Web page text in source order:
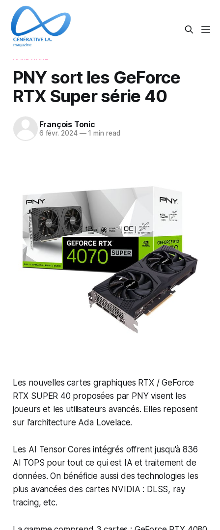
PNY sort les GeForce
RTX Super série 40
François Tonic
6 févr. 2024 —1 min read
Les nouvelles cartes graphiques RTX / GeForce
RTX SUPER 40 proposées par PNY visent les
joueurs et les utilisateurs avancés. Elles reposent
sur l’architecture Ada Lovelace.
Les AI Tensor Cores intégrés offrent jusqu'à 836
AI TOPS pour tout ce qui est IA et traitement de
données. On bénéficie aussi des technologies les
plus avancées des cartes NVIDIA : DLSS, ray
tracing, etc.